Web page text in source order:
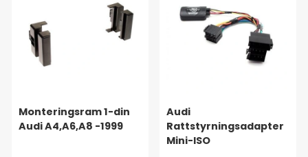
Monteringsram 1-din
Audi A4,A6,A8 -1999
Audi
Rattstyrningsadapter
Mini-ISO